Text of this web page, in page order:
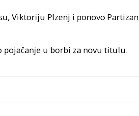
Viktoriju Plzenj i ponovo
pojačanje u borbi za novu titulu.